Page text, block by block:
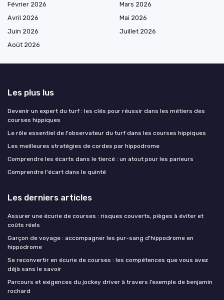
Février 2026
Mars 2026
Avril 2026
Mai 2026
Juin 2026
Juillet 2026
Août 2026
Les plus lus
Devenir un expert du turf : les clés pour réussir dans les métiers des
courses hippiques
Le rôle essentiel de l'observateur du turf dans les courses hippiques
Les meilleures stratégies de cordes par hippodrome
Comprendre les écarts dans le tiercé : un atout pour les parieurs
Comprendre l'écart dans le quinté
Les derniers articles
Assurer une écurie de courses : risques couverts, pièges à éviter et
coûts réels
Garçon de voyage : accompagner les pur-sang d'hippodrome en
hippodrome
Se reconvertir en écurie de courses : les compétences que vous avez
déjà sans le savoir
Parcours et exigences du jockey driver à travers l’exemple de benjamin
rochard